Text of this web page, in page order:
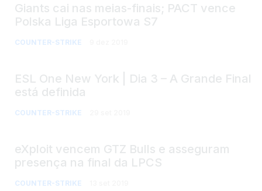
Giants cai nas meias-finais; PACT vence